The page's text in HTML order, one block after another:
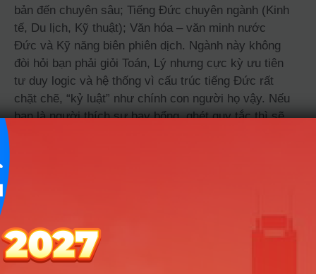
bản đến chuyên sâu; Tiếng Đức chuyên ngành (Kinh
tế, Du lịch, Kỹ thuật); Văn hóa – văn minh nước
Đức và Kỹ năng biên phiên dịch. Ngành này không
đòi hỏi bạn phải giỏi Toán, Lý nhưng cực kỳ ưu tiên
tư duy logic và hệ thống vì cấu trúc tiếng Đức rất
chặt chẽ, “kỷ luật” như chính con người họ vậy. Nếu
bạn là người thích sự bay bổng, ghét quy tắc thì sẽ
Để sống khỏe và thăng tiến với nghề, bạn nên có
những tố chất sau: